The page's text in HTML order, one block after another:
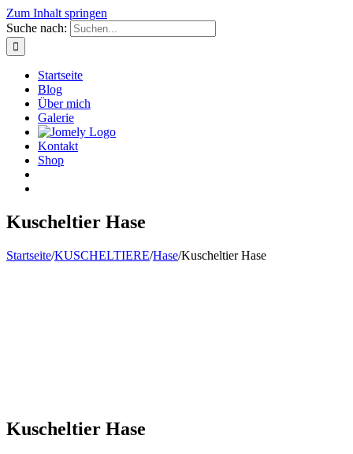
Zum Inhalt springen
Suche nach:
Startseite
Blog
Über mich
Galerie
Kontakt
Shop
Kuscheltier Hase
Startseite/KUSCHELTIERE/Hase/Kuscheltier Hase
Kuscheltier Hase